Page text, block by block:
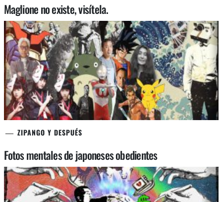
Maglione no existe, visítela.
ZIPANGO Y DESPUÉS
Fotos mentales de japoneses obedientes